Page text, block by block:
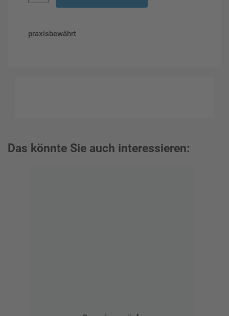
praxisbewährt
Das könnte Sie auch interessieren: